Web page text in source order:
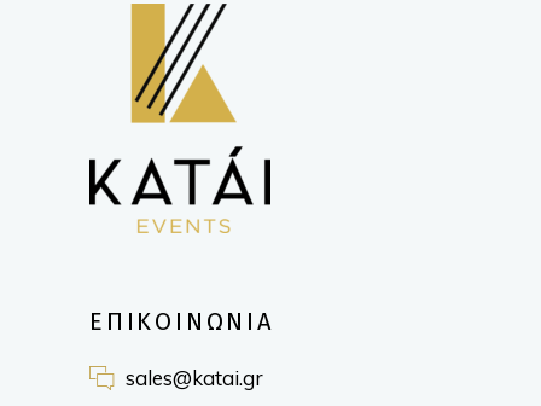
ΕΠΙΚΟΙΝΩΝΙΑ
sales@katai.gr